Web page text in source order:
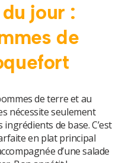
jour :
de
de terre et au
nécessite seulement
de base. C’est
en plat principal
d’une salade